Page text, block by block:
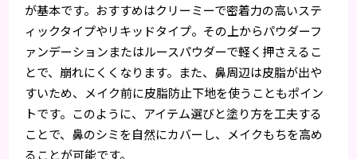
が基本です。おすすめはクリーミーで密着力の高いステ
ィックタイプやリキッドタイプ。その上からパウダーフ
ァンデーションまたはルースパウダーで軽く押さえるこ
とで、崩れにくくなります。また、鼻周辺は皮脂が出や
すいため、メイク前に皮脂防止下地を使うこともポイン
トです。このように、アイテム選びと塗り方を工夫する
ことで、鼻のシミを自然にカバーし、メイクもちを高め
ることが可能です。